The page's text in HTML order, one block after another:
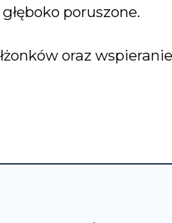
poruszone.
oraz wspieranie